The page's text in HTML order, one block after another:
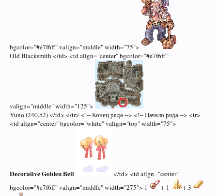
bgcolor="#e7f6ff" valign="middle" width="75">
Old Blacksmith </td> <td align="center" bgcolor="#e7f6ff"
valign="middle" width="125">
Yuno (240,52) </td> </tr> <!-- Конец ряда --> <!-- Начало ряда --> <tr>
<td align="center" bgcolor="white" valign="top" width="75">
Decorative Golden Bell
</td> <td align="center"
bgcolor="#e7f6ff" valign="middle" width="275"> 1
+ 1
+ 3